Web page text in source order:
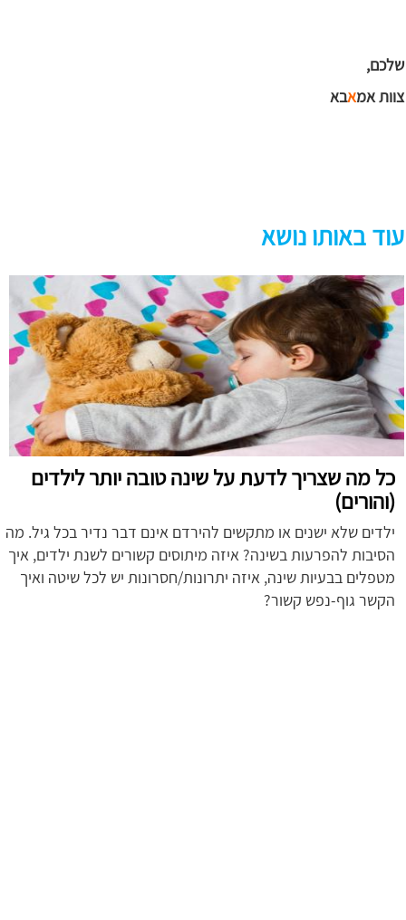
שלכם,
צוות אמאבא
עוד באותו נושא
כל מה שצריך לדעת על שינה טובה יותר לילדים
(והורים)
ילדים שלא ישנים או מתקשים להירדם אינם דבר נדיר בכל גיל. מה
הסיבות להפרעות בשינה? איזה מיתוסים קשורים לשנת ילדים, איך
מטפלים בבעיות שינה, איזה יתרונות/חסרונות יש לכל שיטה ואיך
הקשר גוף-נפש קשור?